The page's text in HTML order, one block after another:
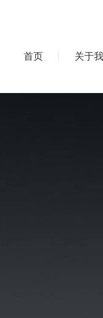
首页 关于